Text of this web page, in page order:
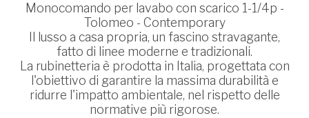
Monocomando per lavabo con scarico 1-1/4p -
Tolomeo - Contemporary
Il lusso a casa propria, un fascino stravagante,
fatto di linee moderne e tradizionali.
La rubinetteria è prodotta in Italia, progettata con
l'obiettivo di garantire la massima durabilità e
ridurre l'impatto ambientale, nel rispetto delle
normative più rigorose.